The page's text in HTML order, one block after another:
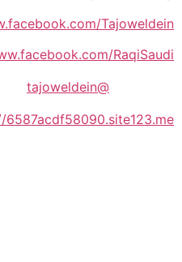
Tajoweldein
RaqiSaudi
@tajoweldein
6587acdf58090.site123.me